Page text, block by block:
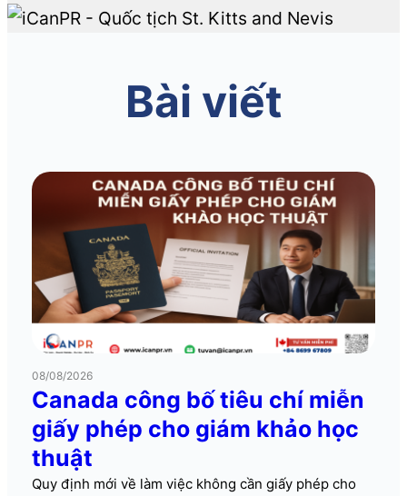
Bài viết
08/08/2026
Canada công bố tiêu chí miễn
giấy phép cho giám khảo học
thuật
Quy định mới về làm việc không cần giấy phép cho